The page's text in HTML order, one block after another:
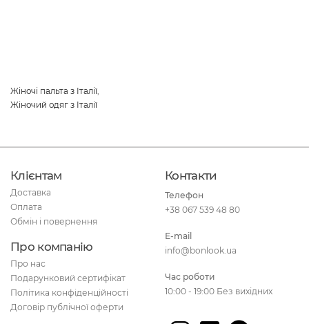
Жіночі пальта з Італії
Жіночий одяг з Італії
Клієнтам
Доставка
Оплата
Обмін і повернення
Про компанію
Про нас
Подарунковий сертифікат
Політика конфіденційності
Договір публічної оферти
Контакти
Телефон
+38 067 539 48 80
E-mail
info@bonlook.ua
Час роботи
10:00 - 19:00 Без вихідних